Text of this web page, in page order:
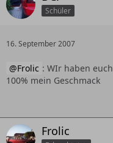
Schüler
16. September 2007
Frolic : WIr haben
100% mein Geschmack
Frolic